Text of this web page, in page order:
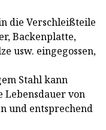
die Verschleißteile
Backenplatte,
usw. eingegossen,
Stahl kann
von
und entsprechend